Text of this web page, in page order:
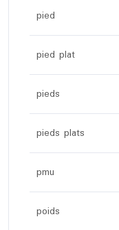
pied
pied plat
pieds
pieds plats
pmu
poids